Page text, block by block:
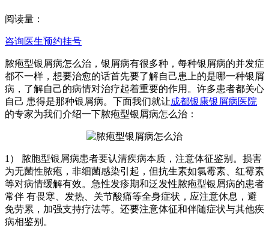
阅读量：
咨询医生预约挂号
脓疱型银屑病怎么治，银屑病有很多种，每种银屑病的并发症
都不一样，想要治愈的话首先要了解自己患上的是哪一种银屑
病，了解自己的病情对治疗起着重要的作用。许多患者都关心
自己 患得是那种银屑病。下面我们就让成都银康银屑病医院
的专家为我们介绍一下脓疱型银屑病怎么治：
1） 脓胞型银屑病患者要认清疾病本质，注意体征鉴别。损害
为无菌性脓疱，非细菌感染引起，但抗生素如氯霉素、红霉素
等对病情缓解有效。急性发疹期和泛发性脓疱型银屑病的患者
常伴 有畏寒、发热、关节酸痛等全身症状，应注意休息，避
免劳累，加强支持疗法等。还要注意体征和伴随症状与其他疾
病相鉴别。